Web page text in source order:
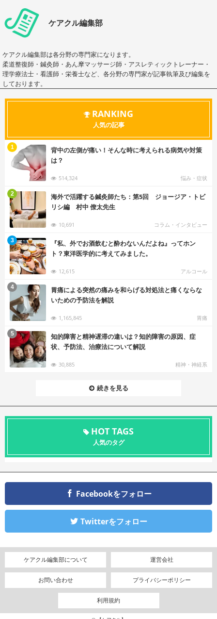
ケアクル編集部
ケアクル編集部は各分野の専門家になります。
柔道整復師・鍼灸師・あん摩マッサージ師・アスレティックトレーナー・
理学療法士・看護師・栄養士など、各分野の専門家が記事執筆及び編集を
しております。
RANKING
人気の記事
背中の左側が痛い！そんな時に考えられる病気や対策
は？
514,324 悩み・症状
1
海外で活躍する鍼灸師たち：第5回 ジョージア・トビ
リシ編 村中 僚太先生
10,691 コラム・インタビュー
2
『私、外でお酒飲むと酔わないんだよね』ってホン
ト？東洋医学的に考えてみました。
12,615 アルコール
3
胃痛による突然の痛みを和らげる対処法と痛くならな
いための予防法を解説
1,165,845 胃痛
4
知的障害と精神遅滞の違いは？知的障害の原因、症
状、予防法、治療法について解説
30,885 精神・神経系
5
続きを見る
HOT TAGS
人気のタグ
Facebookをフォロー
Twitterをフォロー
ケアクル編集部について 運営会社
お問い合わせ プライバシーポリシー
利用規約